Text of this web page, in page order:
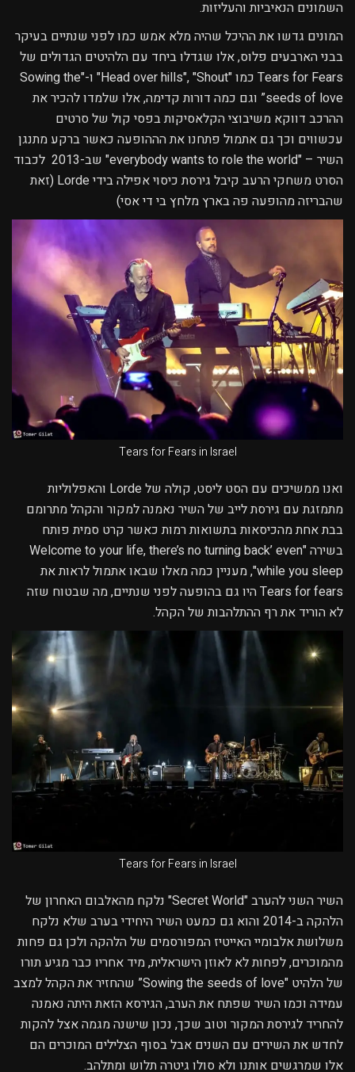
השמונים הנאיביות והעליזות.
המונים גדשו את ההיכל שהיה מלא אמש כמו לפני שנתיים בעיקר
בבני הארבעים פלוס, אלו שגדלו ביחד עם הלהיטים הגדולים של
Tears for Fears כמו "Head over hills", "Shout" ו-"Sowing the
seeds of love” וגם כמה דורות קדימה, אלו שלמדו להכיר את
ההרכב דווקא משיבוצי הקלאסיקות בפסי קול של סרטים
עכשווים וכך גם אתמול פתחנו את הההופעה כאשר ברקע מתנגן
השיר – "everybody wants to role the world" שב-2013 לכבוד
הסרט משחקי הרעב קיבל גירסת כיסוי אפילה בידי Lorde (זאת
שהבריזה מהופעה פה בארץ מלחץ בי די אסי)
Tears for Fears in Israel
ואנו ממשיכים עם הסט ליסט, קולה של Lorde והאפלוליות
מתמזגת עם גירסת לייב של השיר נאמנה למקור והקהל מתרומם
בבת אחת מהכיסאות בתשואות רמות כאשר קרט סמית פותח
בשירה "Welcome to your life, there’s no turning back’ even
while you sleep", מעניין כמה מאלו שבאו אתמול לראות את
Tears for fears היו גם בהופעה לפני שנתיים, מה שבטוח שזה
לא הוריד את רף ההתלהבות של הקהל.
Tears for Fears in Israel
השיר השני להערב "Secret World" נלקח מהאלבום האחרון של
הלהקה ב-2014 והוא גם כמעט השיר היחידי בערב שלא נלקח
משלושת אלבומיי האייטיז המפורסמים של הלהקה ולכן גם פחות
מהמוכרים, לפחות לא לאוזן הישראלית, מיד אחריו כבר מגיע תורו
של הלהיט "Sowing the seeds of love” שהחזיר את הקהל למצב
עמידה וכמו השיר שפתח את הערב, הגירסא הזאת היתה נאמנה
להחריד לגירסת המקור וטוב שכך, נכון שישנה מגמה אצל להקות
לחדש את השירים עם השנים אבל בסוף הצלילים המוכרים הם
אלו שמרגשים אותנו ולא סולו גיטרה תלוש ומתלהב.